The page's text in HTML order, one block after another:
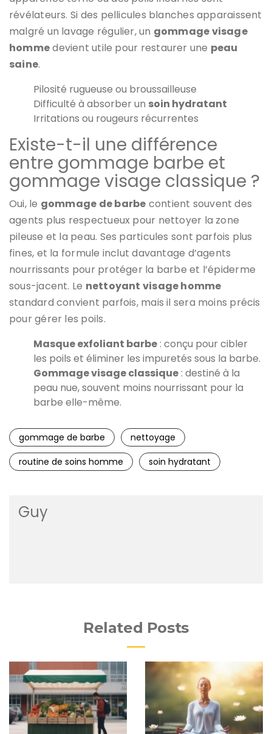
révélateurs. Si des pellicules blanches apparaissent
malgré un lavage régulier, un gommage visage
hommedevient utile pour restaurer une peau
saine.
Pilosité rugueuse ou broussailleuse
Difficulté à absorber un soin hydratant
Irritations ou rougeurs récurrentes
Existe-t-il une différence
entre gommage barbe et
gommage visage classique ?
Oui, le gommage de barbe contient souvent des
agents plus respectueux pour nettoyer la zone
pileuse et la peau. Ses particules sont parfois plus
fines, et la formule inclut davantage d’agents
nourrissants pour protéger la barbe et l’épiderme
sous-jacent. Le nettoyant visage homme
standard convient parfois, mais il sera moins précis
pour gérer les poils.
Masque exfoliant barbe : conçu pour cibler
les poils et éliminer les impuretés sous la barbe.
Gommage visage classique : destiné à la
peau nue, souvent moins nourrissant pour la
barbe elle-même.
gommage de barbe
nettoyage
routine de soins homme
soin hydratant
Guy
Related Posts